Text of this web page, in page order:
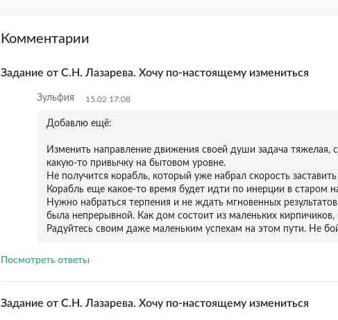
Комментарии
Задание от С.Н. Лазарева. Хочу по-настоящему измениться
Зульфия 15.02 17:08
Добавлю ещё:
Изменить направление движения своей души задача тяжелая,
какую-то привычку на бытовом уровне.
Не получится корабль, который уже набрал скорость
Корабль еще какое-то время будет идти по инерции в старом
Нужно набраться терпения и не ждать мгновенных
была непрерывной. Как дом состоит из маленьких кирпичиков,
Радуйтесь своим даже маленьким успехам на этом пути. Не
Посмотреть ответы
Задание от С.Н. Лазарева. Хочу по-настоящему измениться